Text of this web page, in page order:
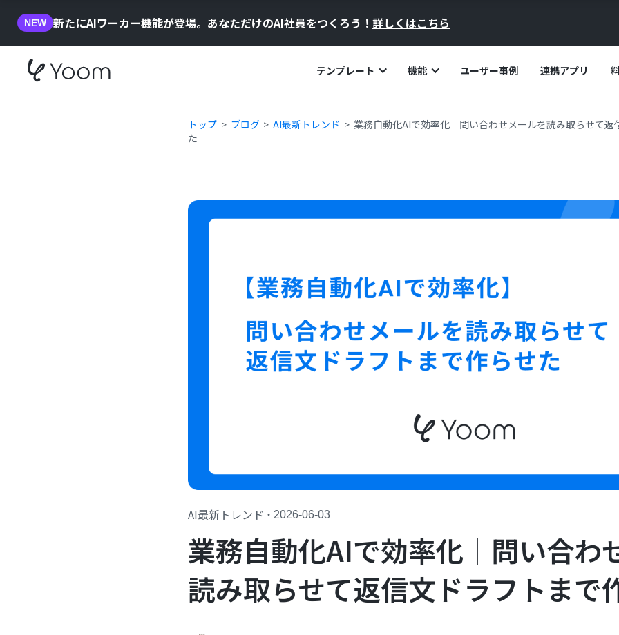
NEW 新たにAIワーカー機能が登場。あなただけのAI社員をつくろう！ 詳しくはこちら
テンプレート 機能 ユーザー事例 連携アプリ
トップ ブログ AI最新トレンド
業務自動化AIで効率化｜問い合わせメールを読み取らせて返
た
AI最新トレンド ・ 2026-06-03
業務自動化AIで効率化｜問い合わ
読み取らせて返信文ドラフトまで